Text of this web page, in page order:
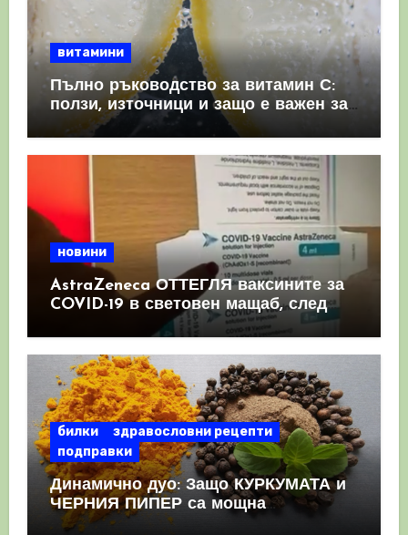
витамини
Пълно ръководство за витамин С:
ползи, източници и защо е важен за
имунната система
новини
AstraZeneca ОТТЕГЛЯ ваксините за
COVID-19 в световен мащаб, след
като призна, че те причиняват
КРЪВНИ съсиреци
билки
здравословни рецепти
подправки
Динамично дуо: Защо КУРКУМАТА и
ЧЕРНИЯ ПИПЕР са мощна
комбинация